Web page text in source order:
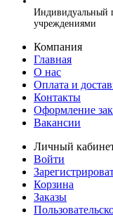
Индивидуальный
учреждениями
Компания
Главная
О нас
Оплата и
Контакты
Оформление
Вакансии
Личный
Войти
Корзина
Заказы